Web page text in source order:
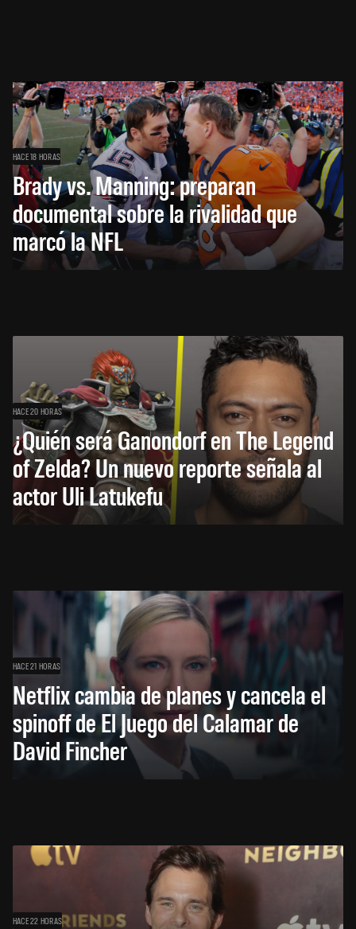
HACE 18 HORAS
Brady vs. Manning: preparan
documental sobre la rivalidad que
marcó la NFL
HACE 20 HORAS
¿Quién será Ganondorf en The Legend
of Zelda? Un nuevo reporte señala al
actor Uli Latukefu
HACE 21 HORAS
Netflix cambia de planes y cancela el
spinoff de El Juego del Calamar de
David Fincher
HACE 22 HORAS